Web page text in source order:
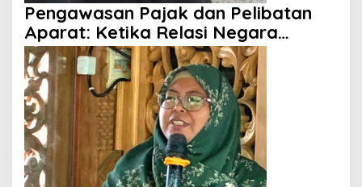
Pengawasan Pajak dan Pelibatan
Aparat: Ketika Relasi Negara
dengan Rakyat Dipertanyakan